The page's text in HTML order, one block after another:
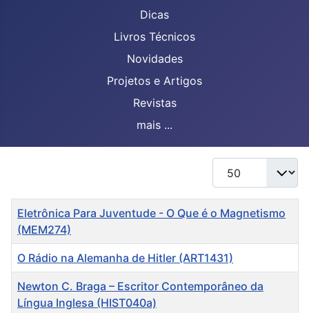
Dicas
Livros Técnicos
Novidades
Projetos e Artigos
Revistas
mais ...
Mostrar #
Título
Eletrônica Para Juventude - O Que é o Magnetismo
(MEM274)
O Rádio na Alemanha de Hitler (ART1431)
Newton C. Braga – Escritor Contemporâneo da
Língua Inglesa (HIST040a)